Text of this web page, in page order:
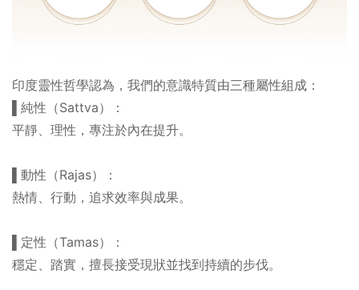
印度靈性哲學認為，我們的意識特質由三種屬性組成：
▌純性（Sattva）：
平靜、理性，專注於內在提升。
▌動性（Rajas）：
熱情、行動，追求效率與成果。
▌定性（Tamas）：
穩定、踏實，擅長接受現狀並找到持續的步伐。